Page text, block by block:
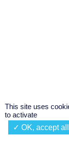
Émission à
Actualités
This site uses
to activate
OK, accept all